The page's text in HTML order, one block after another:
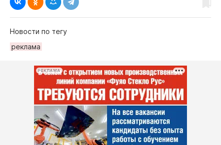
Новости по тегу
реклама
РЕКЛАМА